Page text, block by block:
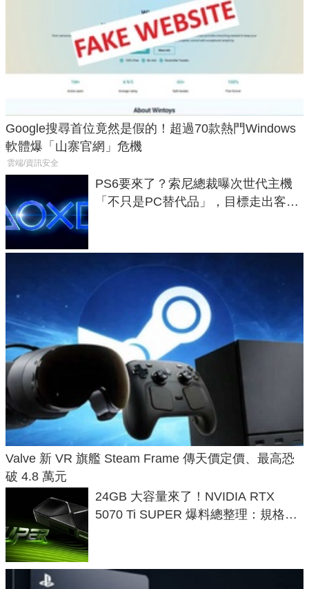
Google搜尋首位竟然是假的！超過70款熱門Windows
軟體爆「山寨官網」危機
雲端/資訊安全
PS6要來了？索尼總裁曝次世代主機
「不只是PC替代品」，目標走出客
Valve 新 VR 旗艦 Steam Frame 傳天價定價、最高恐
破 4.8 萬元
24GB 大容量來了！NVIDIA RTX
5070 Ti SUPER 爆料總整理：規格、